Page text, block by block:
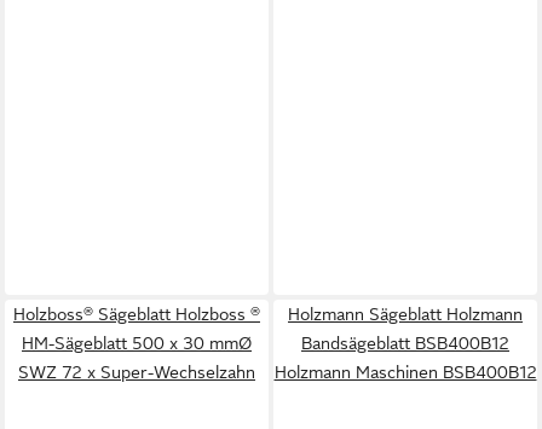
Holzboss® Sägeblatt Holzboss ®
HM-Sägeblatt 500 x 30 mmØ
SWZ 72 x Super-Wechselzahn
Holzmann Sägeblatt Holzmann
Bandsägeblatt BSB400B12
Holzmann Maschinen BSB400B12